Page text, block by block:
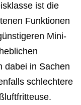
ist die
Funktionen
Mini-
dabei in Sachen
schlechtere